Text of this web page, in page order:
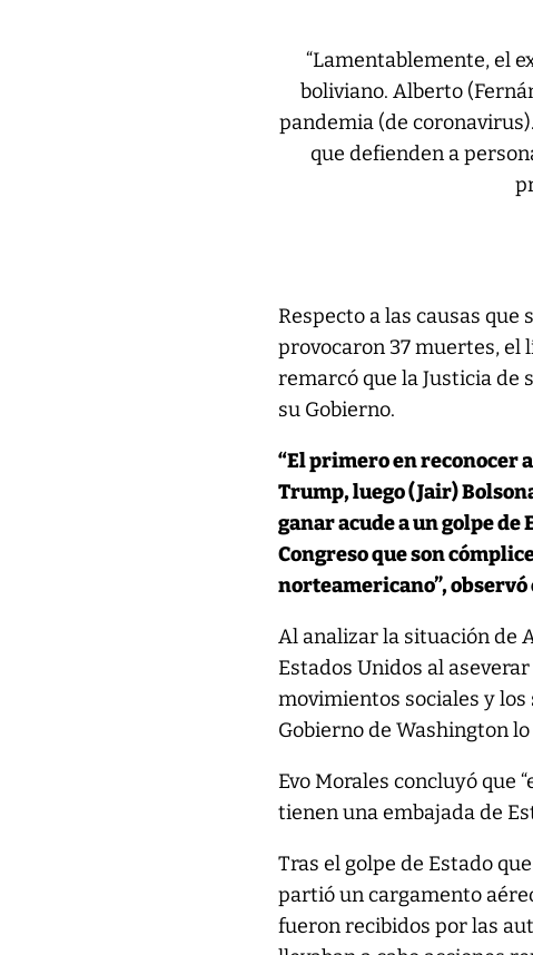
“Lamentablemente, el
boliviano. Alberto
pandemia (de
que defienden a
Respecto a las causas que
provocaron 37 muertes, el
remarcó que la Justicia de
su Gobierno.
“El primero en reconocer
Trump, luego (Jair)
ganar acude a un golpe de
Congreso que son
norteamericano”,
Al analizar la situación de
Estados Unidos al
movimientos sociales y
Gobierno de Washington lo
Evo Morales concluyó que
tienen una embajada de
Tras el golpe de Estado
partió un cargamento
fueron recibidos por las